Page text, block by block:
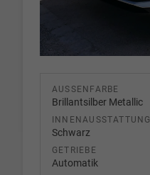
AUSSENFARBE
Brillantsilber Metallic
INNENAUSSTATTUNG
Schwarz
GETRIEBE
Automatik